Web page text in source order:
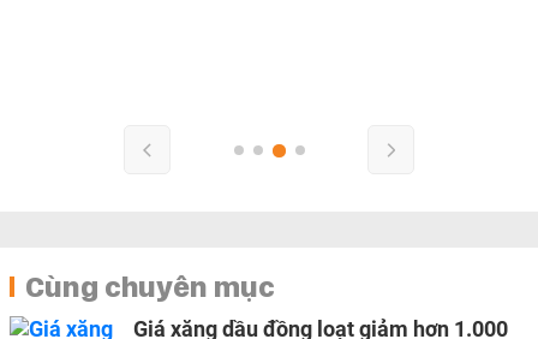
Cùng chuyên mục
Giá xăng dầu đồng loạt giảm hơn 1.000